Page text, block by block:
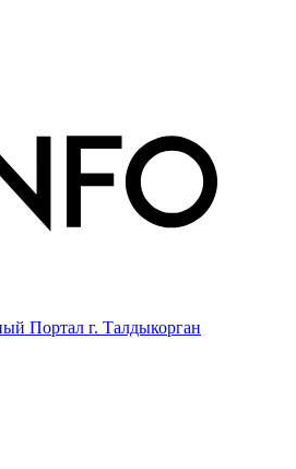
Портал г. Талдыкорган